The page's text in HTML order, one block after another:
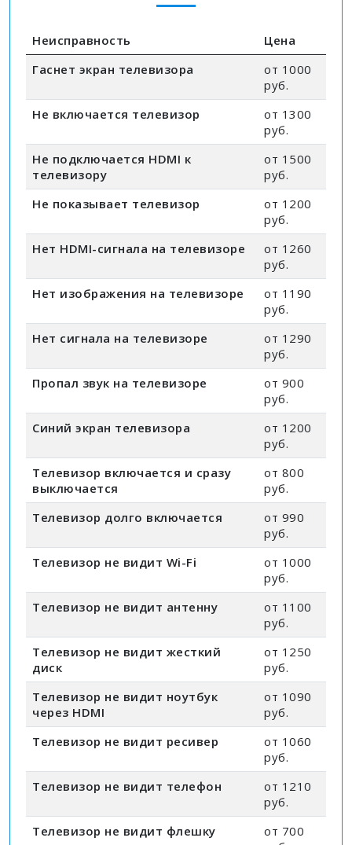
Неисправность
Цена
Гаснет экран телевизора
от 1000
руб.
Не включается телевизор
от 1300
руб.
Не подключается HDMI к
телевизору
от 1500
руб.
Не показывает телевизор
от 1200
руб.
Нет HDMI-сигнала на телевизоре
от 1260
руб.
Нет изображения на телевизоре
от 1190
руб.
Нет сигнала на телевизоре
от 1290
руб.
Пропал звук на телевизоре
от 900
руб.
Синий экран телевизора
от 1200
руб.
Телевизор включается и сразу
выключается
от 800
руб.
Телевизор долго включается
от 990
руб.
Телевизор не видит Wi-Fi
от 1000
руб.
Телевизор не видит антенну
от 1100
руб.
Телевизор не видит жесткий
диск
от 1250
руб.
Телевизор не видит ноутбук
через HDMI
от 1090
руб.
Телевизор не видит ресивер
от 1060
руб.
Телевизор не видит телефон
от 1210
руб.
Телевизор не видит флешку
от 700